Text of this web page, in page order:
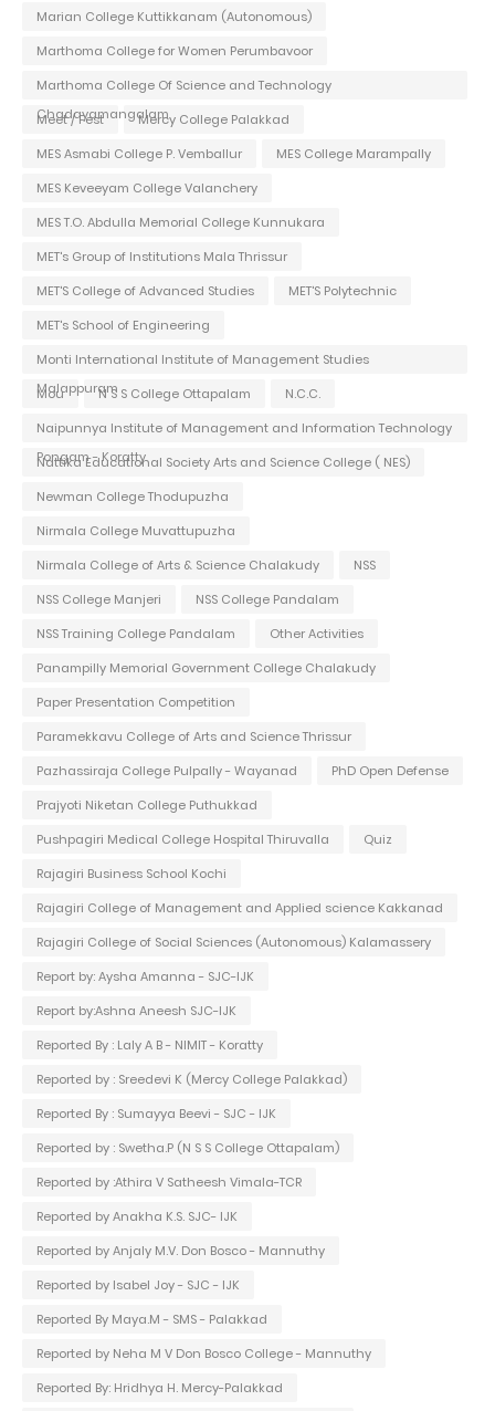
Marian College Kuttikkanam (Autonomous)
Marthoma College for Women Perumbavoor
Marthoma College Of Science and Technology
Chadayamangalam
Meet / Fest
Mercy College Palakkad
MES Asmabi College P. Vemballur
MES College Marampally
MES Keveeyam College Valanchery
MES T.O. Abdulla Memorial College Kunnukara
MET's Group of Institutions Mala Thrissur
MET'S College of Advanced Studies
MET'S Polytechnic
MET's School of Engineering
Monti International Institute of Management Studies
Malappuram
Mou N S S College Ottapalam
N.C.C.
Naipunnya Institute of Management and Information Technology
Pongam - Koratty
Nattika Educational Society Arts and Science College ( NES)
Newman College Thodupuzha
Nirmala College Muvattupuzha
Nirmala College of Arts & Science Chalakudy
NSS
NSS College Manjeri
NSS College Pandalam
NSS Training College Pandalam
Other Activities
Panampilly Memorial Government College Chalakudy
Paper Presentation Competition
Paramekkavu College of Arts and Science Thrissur
Pazhassiraja College Pulpally - Wayanad
PhD Open Defense
Prajyoti Niketan College Puthukkad
Pushpagiri Medical College Hospital Thiruvalla
Quiz
Rajagiri Business School Kochi
Rajagiri College of Management and Applied science Kakkanad
Rajagiri College of Social Sciences (Autonomous) Kalamassery
Report by: Aysha Amanna - SJC-IJK
Report by:Ashna Aneesh SJC-IJK
Reported By : Laly A B - NIMIT - Koratty
Reported by : Sreedevi K (Mercy College Palakkad)
Reported By : Sumayya Beevi - SJC - IJK
Reported by : Swetha.P (N S S College Ottapalam)
Reported by :Athira V Satheesh Vimala-TCR
Reported by Anakha K.S. SJC- IJK
Reported by Anjaly M.V. Don Bosco - Mannuthy
Reported by Isabel Joy - SJC - IJK
Reported By Maya.M - SMS - Palakkad
Reported by Neha M V Don Bosco College - Mannuthy
Reported By: Hridhya H. Mercy-Palakkad